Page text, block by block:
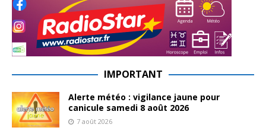
IMPORTANT
Alerte météo : vigilance jaune pour
canicule samedi 8 août 2026
7 août 2026